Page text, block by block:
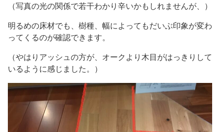
（写真の光の関係で若干わかり辛いかもしれませんが、）
明るめの床材でも、樹種、幅によってもだいぶ印象が変わ
ってくるのが確認できます。
（やはりアッシュの方が、オークより木目がはっきりして
いるように感じました。）